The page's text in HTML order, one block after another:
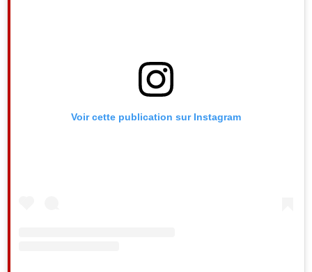
Voir cette publication sur Instagram